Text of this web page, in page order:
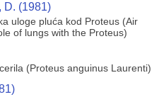
D. (1981)
uloge pluća kod Proteus (Air
of lungs with the Proteus)
(Proteus anguinus Laurenti)